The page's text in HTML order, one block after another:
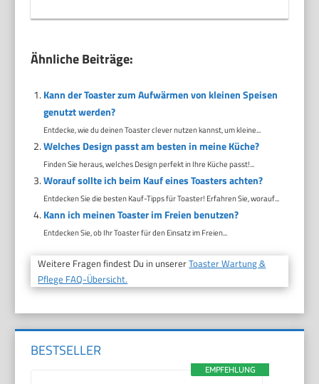
Ähnliche Beiträge:
Kann der Toaster zum Aufwärmen von kleinen Speisen
genutzt werden?
Entdecke, wie du deinen Toaster clever nutzen kannst, um kleine...
Welches Design passt am besten in meine Küche?
Finden Sie heraus, welches Design perfekt in Ihre Küche passt!...
Worauf sollte ich beim Kauf eines Toasters achten?
Entdecken Sie die besten Kauf-Tipps für Toaster! Erfahren Sie, worauf...
Kann ich meinen Toaster im Freien benutzen?
Entdecken Sie, ob Ihr Toaster für den Einsatz im Freien...
Weitere Fragen findest Du in unsererToaster Wartung &
Pflege FAQ-Übersicht.
BESTSELLER
EMPFEHLUNG